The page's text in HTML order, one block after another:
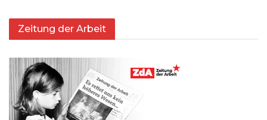
Zeitung der Arbeit